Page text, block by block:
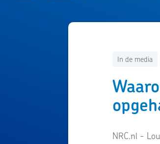
In de media
NRC.nl -